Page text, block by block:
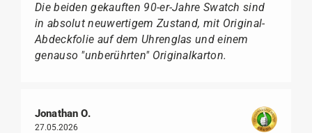
Die beiden gekauften 90-er-Jahre Swatch sind
in absolut neuwertigem Zustand, mit Original-
Abdeckfolie auf dem Uhrenglas und einem
genauso "unberührten" Originalkarton.
Jonathan O.
27.05.2026